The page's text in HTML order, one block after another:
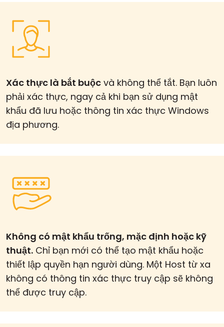
Xác thực là bắt buộc và không thể tắt. Bạn luôn
phải xác thực, ngay cả khi bạn sử dụng mật
khẩu đã lưu hoặc thông tin xác thực Windows
địa phương.
Không có mật khẩu trống, mặc định hoặc kỹ
thuật. Chỉ bạn mới có thể tạo mật khẩu hoặc
thiết lập quyền hạn người dùng. Một Host từ xa
không có thông tin xác thực truy cập sẽ không
thể được truy cập.